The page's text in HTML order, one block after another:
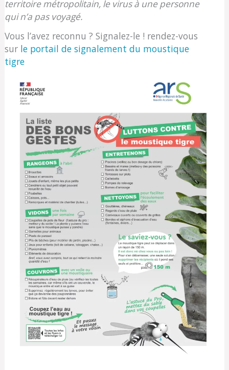
territoire métropolitain, le virus à une personne
qui n’a pas voyagé.
Vous l’avez reconnu ? Signalez-le ! rendez-vous
sur le portail de signalement du moustique
tigre